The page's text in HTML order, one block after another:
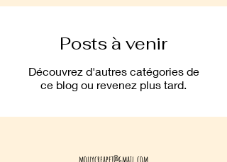
Posts à venir
Découvrez d'autres catégories de
ce blog ou revenez plus tard.
mollycreapet@gmail.com